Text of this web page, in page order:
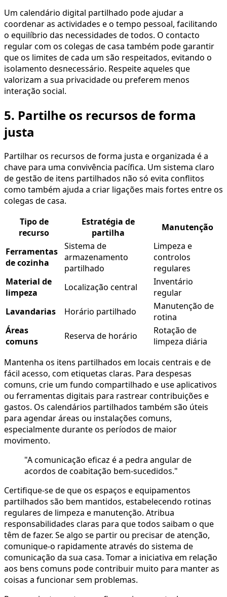
Um calendário digital partilhado pode ajudar a
coordenar as actividades e o tempo pessoal, facilitando
o equilíbrio das necessidades de todos. O contacto
regular com os colegas de casa também pode garantir
que os limites de cada um são respeitados, evitando o
isolamento desnecessário. Respeite aqueles que
valorizam a sua privacidade ou preferem menos
interação social.
5. Partilhe os recursos de forma
justa
Partilhar os recursos de forma justa e organizada é a
chave para uma convivência pacífica. Um sistema claro
de gestão de itens partilhados não só evita conflitos
como também ajuda a criar ligações mais fortes entre os
colegas de casa.
Tipo de
recurso
Estratégia de
partilha
Manutenção
Ferramentas
de cozinha
Sistema de
armazenamento
partilhado
Limpeza e
controlos
regulares
Material de
limpeza
Localização central
Inventário
regular
Lavandarias
Horário partilhado
Manutenção de
rotina
Áreas
comuns
Reserva de horário
Rotação de
limpeza diária
Mantenha os itens partilhados em locais centrais e de
fácil acesso, com etiquetas claras. Para despesas
comuns, crie um fundo compartilhado e use aplicativos
ou ferramentas digitais para rastrear contribuições e
gastos. Os calendários partilhados também são úteis
para agendar áreas ou instalações comuns,
especialmente durante os períodos de maior
movimento.
"A comunicação eficaz é a pedra angular de
acordos de coabitação bem-sucedidos."
Certifique-se de que os espaços e equipamentos
partilhados são bem mantidos, estabelecendo rotinas
regulares de limpeza e manutenção. Atribua
responsabilidades claras para que todos saibam o que
têm de fazer. Se algo se partir ou precisar de atenção,
comunique-o rapidamente através do sistema de
comunicação da sua casa. Tomar a iniciativa em relação
aos bens comuns pode contribuir muito para manter as
coisas a funcionar sem problemas.